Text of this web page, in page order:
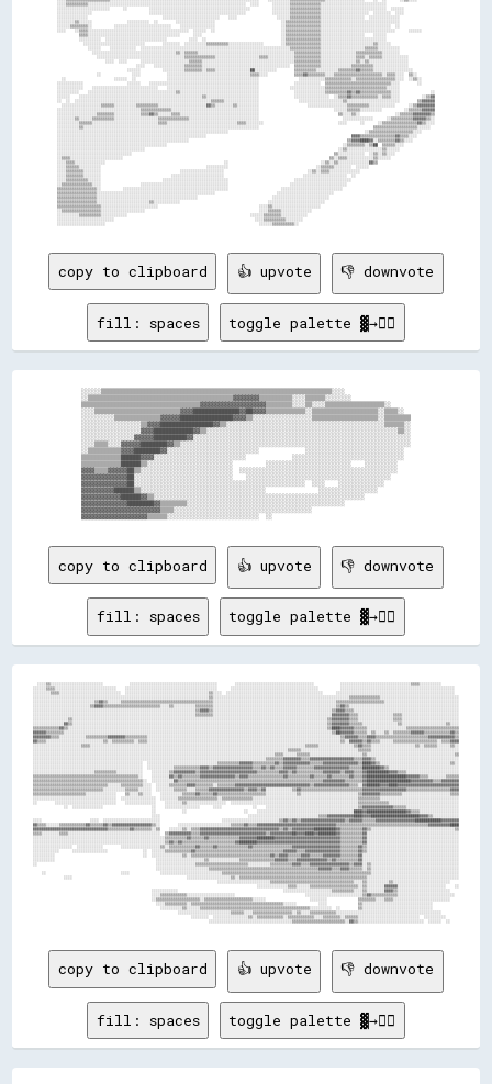
copy to clipboard 👍 upvote 👎 downvote
fill: spaces toggle palette ▓→✊🏽
░░░░░░▒▒▒▒▒▒▒▒▒▒▒▒▒▒▒▒▒▒▒▒▒▒▒▒▒▒▒▒▒▒▒▒▒▒▒▒▒▒▒▒▒▒▒▒▒▒▒▒▒▒▒▒▒▒▒▒▒▒▒▒▒▒▒▒▒▒▒▒▒▒░░░░
░░▒▒▒▒▒▒▒▒▒▒▒▒▒▒▒▒▒▒▒▒▒▒▒▒▒▒▒▒▒▒▒▒▒▒▒▒▒▒▒▒▒▒▒▒▓▓▓▓▓▓▓▓▒▒▒▒▒▒▒▒▒▒░░░░▒▒▒▒▒▒░░░░░░░░
▒▒▒▒▒▒▒▒▒▒▒▒▒▒▒▒▒▒▒▒▒▒▒▒▒▒▒▒▒▒▒▒▒▒▒▒▓▓▓▓▓▓▓▓▓▓▓▓▓▓▓▓▓▓▓▓▒▒▒▒▒▒▒▒░░░░▒▒░░░░▒▒▒▒▒▒▒▒▒▒▒▒▒▒▒▒▒▒░░
░░░░▒▒▒▒▒▒▒▒▒▒▒▒▒▒▒▒▒▒▒▒▒▒▒▒▒▒▓▓▓▓██████████████▓▓██▓▓▓▓▒▒▒▒▒▒▒▒▒▒▒▒░░▒▒▒▒▒▒▒▒▒▒▒▒▒▒▒▒▒▒▒▒░░▒▒▒▒░░
░░░░░░░░░░▒▒▒▒▒▒▒▒▒▒▒▒▒▒▓▓▓▓▓▓████████████████▓▓▓▓▒▒░░░░░░░░░░░░░░░░░░▒▒▒▒▒▒▒▒▒▒▒▒▒▒▒▒▒▒▒▒░░▒▒▒▒▒▒▒▒
░░░░░░░░░░░░░░░░░░▒▒▓▓▓▓████████████████▓▓▒▒░░░░░░░░░░░░░░░░░░░░░░░░░░░░░░░░░░░░░░░░░░░░░░░░▒▒▒▒▒▒░░
░░░░░░░░░░░░░░░░░░▓▓▓▓████████████▓▓▒▒░░░░░░░░░░░░░░░░░░░░░░░░░░░░░░░░░░░░░░░░░░░░░░░░░░░░░░░░░░▒▒░░
░░░░░░░░░░░░░░░░▓▓▓▓▓▓██████████▓▓░░░░░░░░░░░░░░░░░░░░░░░░░░░░░░░░░░░░░░░░░░░░░░░░░░░░░░░░░░░░░░░░░░
░░░░▒▒▒▒░░░░▓▓▓▓▓▓████████▓▓▒▒░░░░░░░░░░░░░░░░░░░░░░░░░░░░░░░░░░░░░░░░░░░░░░░░░░░░░░░░░░░░░░░░░░░░░░
░░▒▒▒▒▒▒▒▒▒▒▓▓▓▓████████▓▓░░░░░░░░░░░░░░░░░░░░░░░░░░░░              ░░░░░░░░░░░░░░░░░░░░░░░░░░░░░░
▒▒▒▒▒▒▒▒▒▒▒▒██████▓▓▓▓░░░░░░░░░░░░░░░░░░░░░░░░░░░░              ░░░░░░░░░░░░░░░░░░░░░░░░░░░░░░░░░░
▒▒▒▒▒▒▒▒▒▒▒▒██████▒▒░░░░░░░░░░░░░░░░░░░░░░░░░░          ░░░░░░░░░░░░░░░░░░░░░░░░░░    ░░░░░░░░░░
▓▓▓▓▒▒▒▒▓▓▓▓▓▓██▒▒░░░░░░░░░░░░░░░░░░░░░░░░░░░░  ░░░░░░░░░░░░░░░░░░░░░░░░░░░░░░░░░░░░░░░░░░░░░░░░
▓▓▓▓▓▓▓▓▓▓▓▓▓▓██░░░░░░░░░░░░░░░░░░░░░░░░░░░░░░    ░░░░░░░░░░░░░░░░░░░░░░░░░░░░░░░░░░░░░░░░░░░░
▓▓▓▓▓▓▓▓▓▓▓▓▓▓██░░░░░░░░░░░░░░░░░░░░░░░░░░░░░░░░░░░░░░░░░░░░░░░░░░░░  ░░░░    ░░░░░░░░░░░░░░
▓▓▓▓▓▓▓▓▓▓██████▒▒░░░░░░░░░░░░░░░░░░░░░░░░░░░░░░░░░░░░░░                ░░░░░░░░░░░░░░░░░░
▓▓▓▓▓▓▓▓▓▓▓▓██████▓▓▒▒░░░░░░░░░░░░░░░░░░░░░░░░░░░░░░░░░░░░░░░░░░░░░░░░░░░░░░░░░░░░░░░░
▓▓▓▓▓▓▓▓▓▓▓▓▓▓████████▓▓▒▒▒▒▒▒▒▒░░░░░░░░░░░░░░░░░░░░░░░░░░░░░░░░░░░░░░░░░░░░░░░░
▓▓▓▓▓▓▓▓▓▓▓▓▓▓▓▓▓▓▓▓▓▓▓▓▒▒▒▒░░░░░░░░░░░░░░░░░░░░░░░░░░░░░░░░░░░░░░░░░░
copy to clipboard 👍 upvote 👎 downvote
fill: spaces toggle palette ▓→✊🏽
copy to clipboard 👍 upvote 👎 downvote
fill: spaces toggle palette ▓→✊🏽